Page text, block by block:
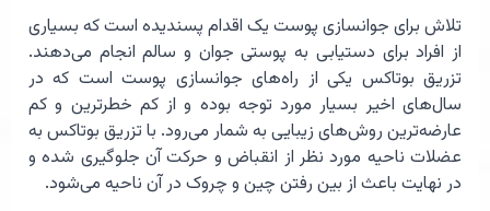
تلاش برای جوانسازی پوست یک اقدام پسندیده است که بسیاری
از افراد برای دستیابی به پوستی جوان و سالم انجام می‌دهند.
تزریق بوتاکس یکی از راه‌های جوانسازی پوست است که در
سال‌های اخیر بسیار مورد توجه بوده و از کم خطرترین و کم
عارضه‌ترین روش‌های زیبایی به شمار می‌رود. با تزریق بوتاکس به
عضلات ناحیه مورد نظر از انقباض و حرکت آن جلوگیری شده و
در نهایت باعث از بین رفتن چین و چروک در آن ناحیه می‌شود.